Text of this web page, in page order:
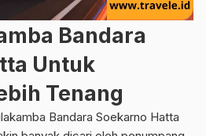
Bandara
Untuk
Tenang
Bandara Soekarno Hatta